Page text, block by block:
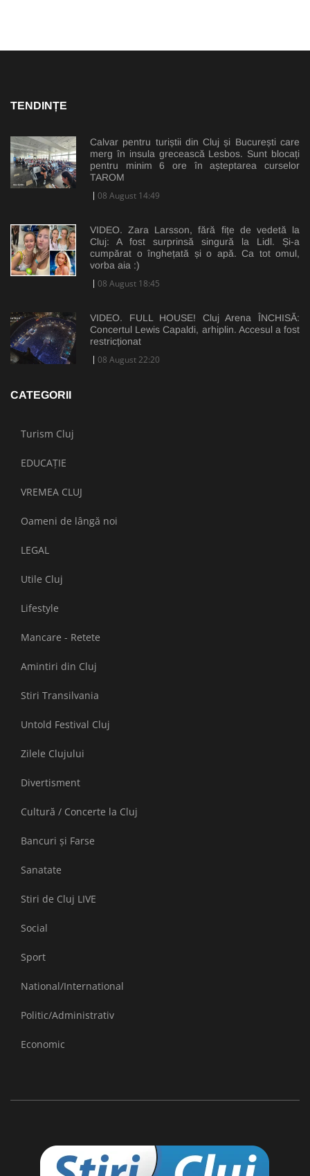
TENDINȚE
Calvar pentru turiștii din Cluj și București care
merg în insula grecească Lesbos. Sunt blocați
pentru minim 6 ore în așteptarea curselor
TAROM
08 August 14:49
VIDEO. Zara Larsson, fără fițe de vedetă la
Cluj: A fost surprinsă singură la Lidl. Și-a
cumpărat o înghețată și o apă. Ca tot omul,
vorba aia :)
08 August 18:45
VIDEO. FULL HOUSE! Cluj Arena ÎNCHISĂ:
Concertul Lewis Capaldi, arhiplin. Accesul a fost
restricționat
08 August 22:20
CATEGORII
Turism Cluj
EDUCAȚIE
VREMEA CLUJ
Oameni de lângă noi
LEGAL
Utile Cluj
Lifestyle
Mancare - Retete
Amintiri din Cluj
Stiri Transilvania
Untold Festival Cluj
Zilele Clujului
Divertisment
Cultură / Concerte la Cluj
Bancuri și Farse
Sanatate
Stiri de Cluj LIVE
Social
Sport
National/International
Politic/Administrativ
Economic